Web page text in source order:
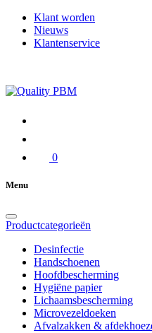
Klant worden
Nieuws
Klantenservice
0
Menu
Productcategorieën
Desinfectie
Handschoenen
Hoofdbescherming
Hygiëne papier
Lichaamsbescherming
Microvezeldoeken
Afvalzakken &